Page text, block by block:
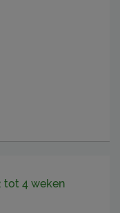
tot 4 weken